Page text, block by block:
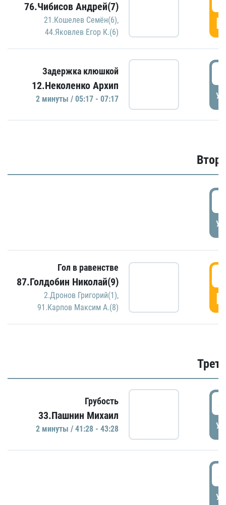
76.Чибисов Андрей(7)
21.Кошелев Семён(6),
44.Яковлев Егор К.(6)
Задержка клюшкой
12.Неколенко Архип
2 минуты / 05:17 - 07:17
Гол в равенстве
87.Голдобин Николай(9)
2.Дронов Григорий(1),
91.Карпов Максим А.(8)
Грубость
33.Пашнин Михаил
2 минуты / 41:28 - 43:28